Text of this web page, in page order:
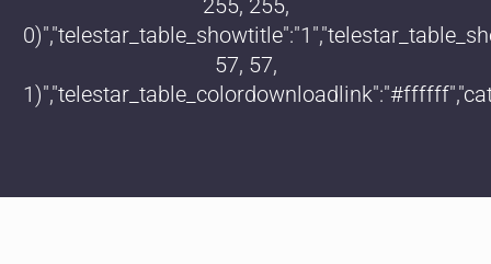
255, 255,
57, 57,